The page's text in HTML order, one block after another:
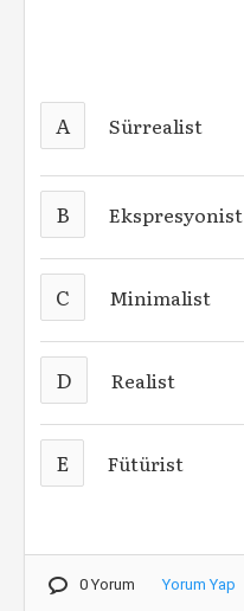
A Sürrealist
B Ekspresyonist
C Minimalist
D Realist
E Fütürist
0 Yorum Yorum Yap